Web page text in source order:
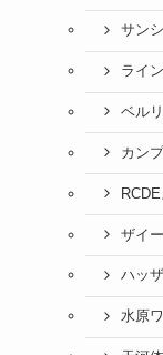
サン
ライ
ベル
カン
ザイ
ハッ
水原